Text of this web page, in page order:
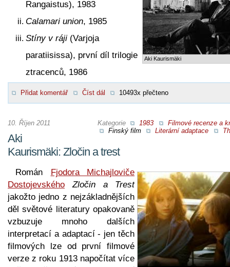
Aki Kaurismäki
Rangaistus), 1983
Calamari union, 1985
Stíny v ráji (Varjoja
paratiisissa), první díl trilogie
ztracenců, 1986
Přidat komentář Číst dál 10493x přečteno
Kategorie 1983
Filmové recenze a
Finský film
Literární adaptace
10. Říjen 2011
Aki
Kaurismäki: Zločin a trest
Román
Fjodora Michajloviče
Dostojevského
Zločin a Trest
jakožto jedno z nejzákladnějších
děl světové literatury opakovaně
vzbuzuje mnoho dalších
interpretací a adaptací - jen těch
filmových lze od první filmové
verze z roku 1913 napočítat více